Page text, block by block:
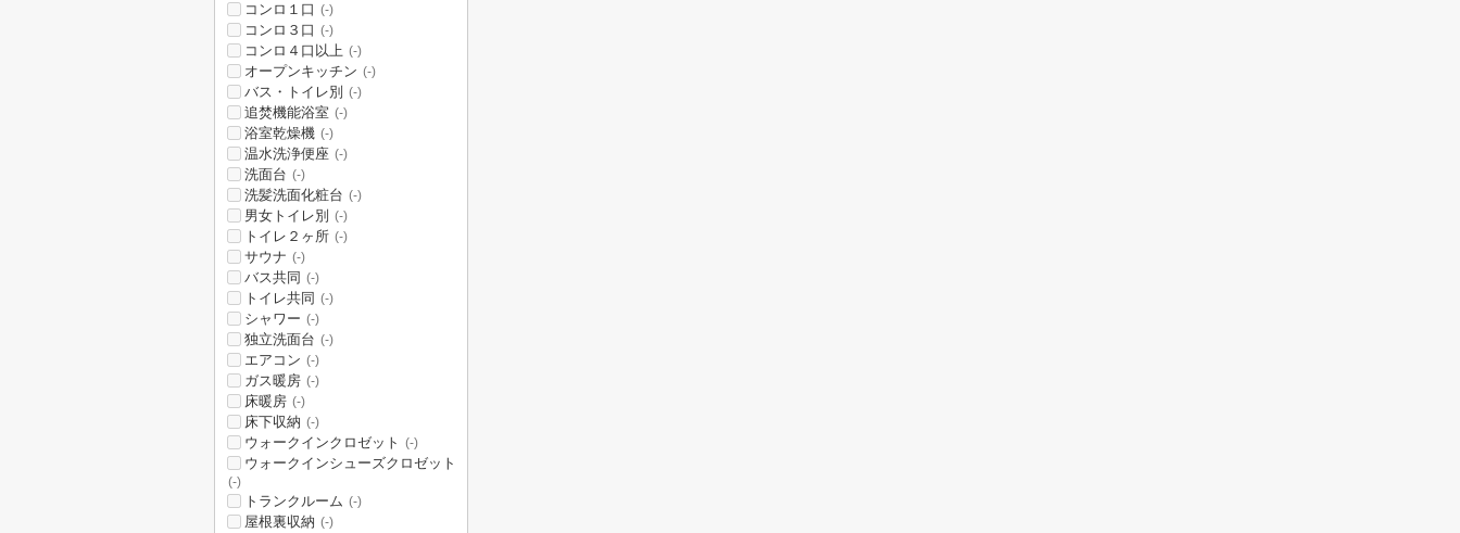
コンロ１口 (-)
コンロ３口 (-)
コンロ４口以上 (-)
オープンキッチン (-)
バス・トイレ別 (-)
追焚機能浴室 (-)
浴室乾燥機 (-)
温水洗浄便座 (-)
洗面台 (-)
洗髪洗面化粧台 (-)
男女トイレ別 (-)
トイレ２ヶ所 (-)
サウナ (-)
バス共同 (-)
トイレ共同 (-)
シャワー (-)
独立洗面台 (-)
エアコン (-)
ガス暖房 (-)
床暖房 (-)
床下収納 (-)
ウォークインクロゼット (-)
ウォークインシューズクロゼット
(-)
トランクルーム (-)
屋根裏収納 (-)